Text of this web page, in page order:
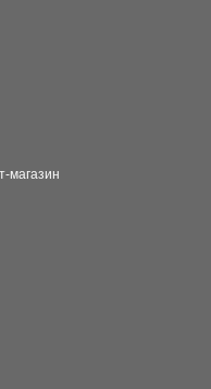
магазин